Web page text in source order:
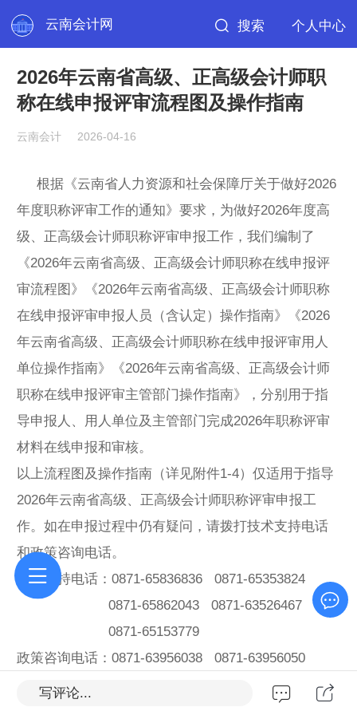
云南会计网 搜索 个人中心
2026年云南省高级、正高级会计师职
称在线申报评审流程图及操作指南
云南会计 2026-04-16
根据《云南省人力资源和社会保障厅关于做好2026
年度职称评审工作的通知》要求，为做好2026年度高
级、正高级会计师职称评审申报工作，我们编制了
《2026年云南省高级、正高级会计师职称在线申报评
审流程图》《2026年云南省高级、正高级会计师职称
在线申报评审申报人员（含认定）操作指南》《2026
年云南省高级、正高级会计师职称在线申报评审用人
单位操作指南》《2026年云南省高级、正高级会计师
职称在线申报评审主管部门操作指南》，分别用于指
导申报人、用人单位及主管部门完成2026年职称评审
材料在线申报和审核。
以上流程图及操作指南（详见附件1-4）仅适用于指导
2026年云南省高级、正高级会计师职称评审申报工
作。如在申报过程中仍有疑问，请拨打技术支持电话
和政策咨询电话。
技术支持电话：0871-65836836 0871-65353824
0871-65862043 0871-63526467
0871-65153779
政策咨询电话：0871-63956038 0871-63956050
写评论...